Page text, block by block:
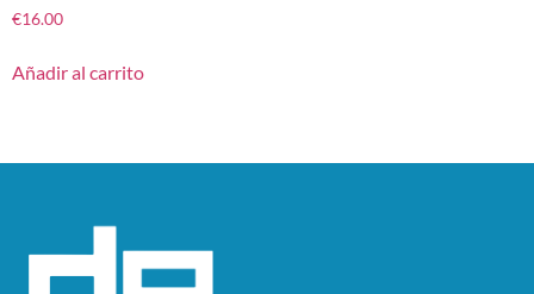
€16.00
Añadir al carrito